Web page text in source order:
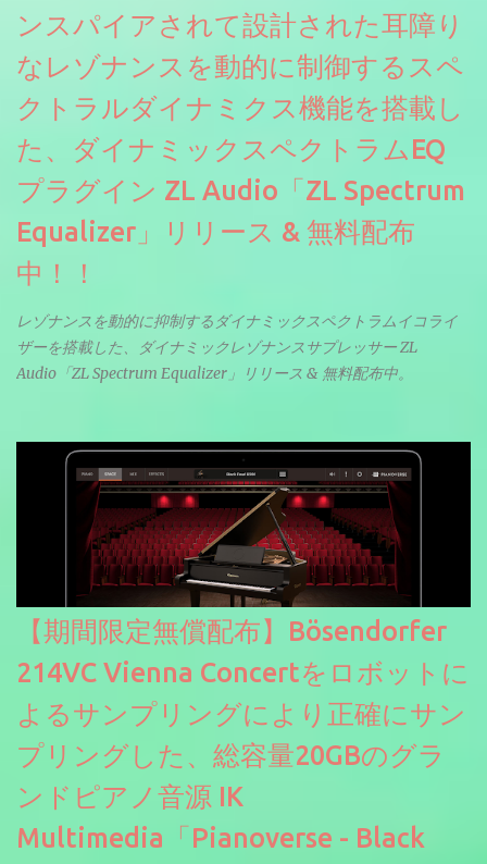
ンスパイアされて設計された耳障り
なレゾナンスを動的に制御するスペ
クトラルダイナミクス機能を搭載し
た、ダイナミックスペクトラムEQ
プラグイン ZL Audio「ZL Spectrum
Equalizer」リリース & 無料配布
中！！
レゾナンスを動的に抑制するダイナミックスペクトラムイコライ
ザーを搭載した、ダイナミックレゾナンスサプレッサー ZL
Audio「ZL Spectrum Equalizer」リリース & 無料配布中。
【期間限定無償配布】Bösendorfer
214VC Vienna Concertをロボットに
よるサンプリングにより正確にサン
プリングした、総容量20GBのグラ
ンドピアノ音源 IK
Multimedia「Pianoverse - Black